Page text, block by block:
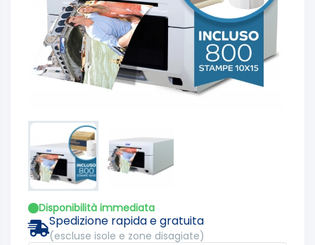
Disponibilità immediata
Spedizione rapida e gratuita
(escluse isole e zone disagiate)